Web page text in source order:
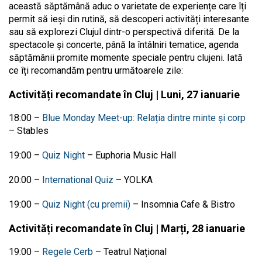
această săptămână aduc o varietate de experiențe care îți
permit să ieși din rutină, să descoperi activități interesante
sau să explorezi Clujul dintr-o perspectivă diferită. De la
spectacole și concerte, până la întâlniri tematice, agenda
săptămânii promite momente speciale pentru clujeni. Iată
ce îți recomandăm pentru următoarele zile:
Activități recomandate în Cluj | Luni, 27 ianuarie
18:00 – Blue Monday Meet-up: Relația dintre minte și corp
– Stables
19:00 – Quiz Night – Euphoria Music Hall
20:00 – International Quiz – YOLKA
19:00 – Quiz Night (cu premii) – Insomnia Cafe & Bistro
Activități recomandate în Cluj | Marți, 28 ianuarie
19:00 – Regele Cerb – Teatrul Național